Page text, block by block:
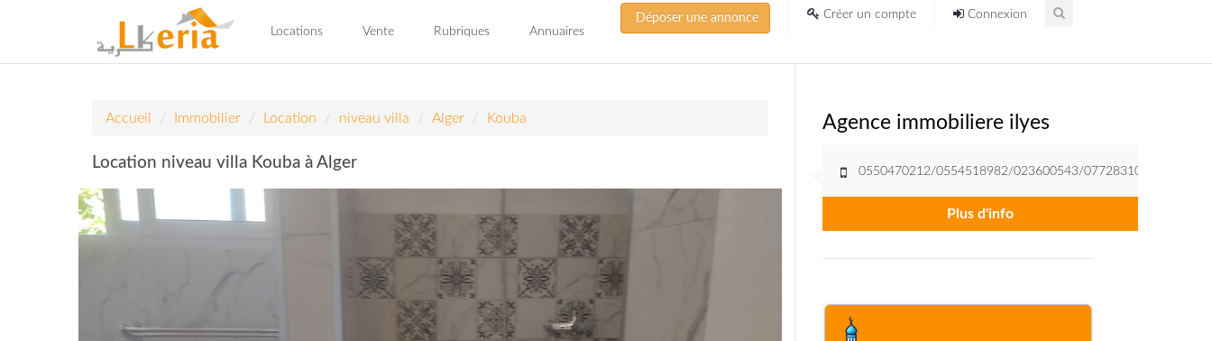
Locations Vente Rubriques Annuaires
Déposer une annonce Créer un compte Connexion
Accueil Immobilier Location niveau villa Alger Kouba
Location niveau villa Kouba à Alger
Agence immobiliere ilyes
0550470212/0554518982/023600543/0772831004
Plus d'info